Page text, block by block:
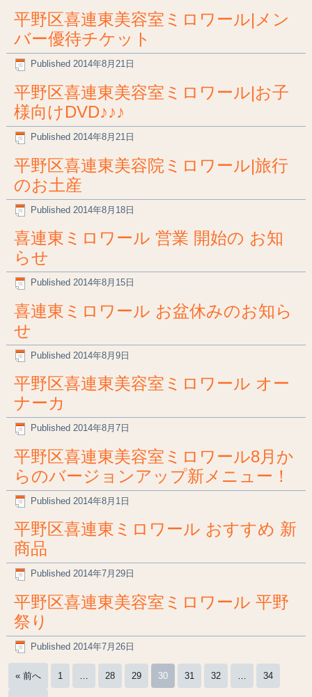
平野区喜連東美容室ミロワール|メン
バー優待チケット
Published 2014年8月21日
平野区喜連東美容室ミロワール|お子
様向けDVD♪♪♪
Published 2014年8月21日
平野区喜連東美容院ミロワール|旅行
のお土産
Published 2014年8月18日
喜連東ミロワール 営業 開始の お知
らせ
Published 2014年8月15日
喜連東ミロワール お盆休みのお知ら
せ
Published 2014年8月9日
平野区喜連東美容室ミロワール オー
ナーカ
Published 2014年8月7日
平野区喜連東美容室ミロワール8月か
らのバージョンアップ新メニュー！
Published 2014年8月1日
平野区喜連東ミロワール おすすめ 新
商品
Published 2014年7月29日
平野区喜連東美容室ミロワール 平野
祭り
Published 2014年7月26日
« 前へ 1 … 28 29 30 31 32 … 34